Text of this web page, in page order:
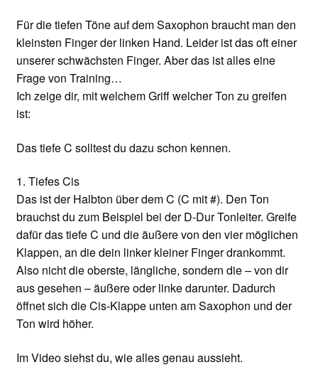
Für die tiefen Töne auf dem Saxophon braucht man den
kleinsten Finger der linken Hand. Leider ist das oft einer
unserer schwächsten Finger. Aber das ist alles eine
Frage von Training…
Ich zeige dir, mit welchem Griff welcher Ton zu greifen
ist:
Das tiefe C solltest du dazu schon kennen.
1. Tiefes Cis
Das ist der Halbton über dem C (C mit #). Den Ton
brauchst du zum Beispiel bei der D-Dur Tonleiter. Greife
dafür das tiefe C und die äußere von den vier möglichen
Klappen, an die dein linker kleiner Finger drankommt.
Also nicht die oberste, längliche, sondern die – von dir
aus gesehen – äußere oder linke darunter. Dadurch
öffnet sich die Cis-Klappe unten am Saxophon und der
Ton wird höher.
Im Video siehst du, wie alles genau aussieht.